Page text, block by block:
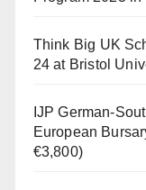
Think Big UK
24 at Bristol
IJP German-
European
€3,800)